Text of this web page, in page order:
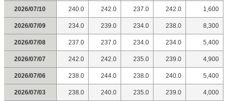
2026/07/10 240.0 242.0 237.0 242.0 1,600
2026/07/09 234.0 239.0 234.0 238.0 8,300
2026/07/08 237.0 237.0 234.0 234.0 5,400
2026/07/07 242.0 242.0 235.0 239.0 4,900
2026/07/06 238.0 244.0 238.0 240.0 5,400
2026/07/03 238.0 240.0 235.0 239.0 4,000